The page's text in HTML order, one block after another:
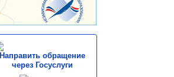
Направить обращение
через Госуслуги